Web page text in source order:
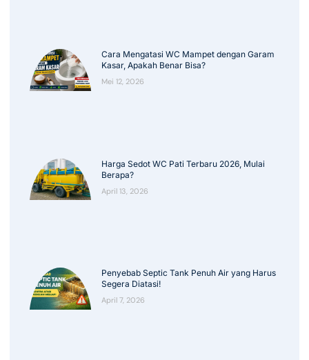
Cara Mengatasi WC Mampet dengan Garam
Kasar, Apakah Benar Bisa?
Mei 12, 2026
Harga Sedot WC Pati Terbaru 2026, Mulai
Berapa?
April 13, 2026
Penyebab Septic Tank Penuh Air yang Harus
Segera Diatasi!
April 7, 2026